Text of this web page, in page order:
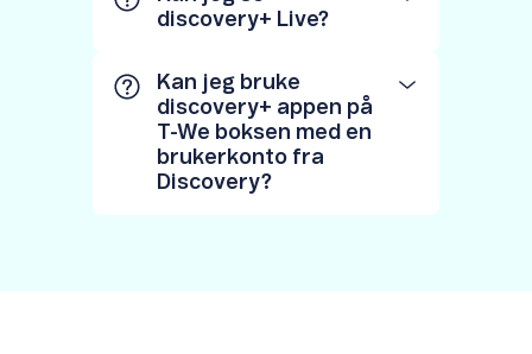
discovery+ Live?
Kan jeg bruke
discovery+ appen på
T-We boksen med en
brukerkonto fra
Discovery?